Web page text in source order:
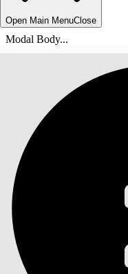
Open Main MenuClose
Modal Body...
ÍNDICE DE MATERIAS